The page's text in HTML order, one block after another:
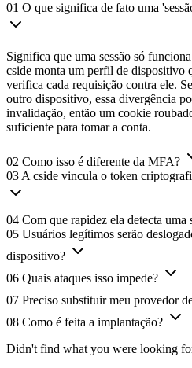
01 O que significa de fato uma
Significa que uma sessão só
cside monta um perfil de dispositivo
verifica cada requisição contra ele.
outro dispositivo, essa divergência
invalidação, então um cookie
suficiente para tomar a conta.
02 Como isso é diferente da MFA?
03 A cside vincula o token
04 Com que rapidez ela detecta uma
05 Usuários legítimos serão
dispositivo?
06 Quais ataques isso impede?
07 Preciso substituir meu provedor
08 Como é feita a implantação?
Didn't find what you were looking